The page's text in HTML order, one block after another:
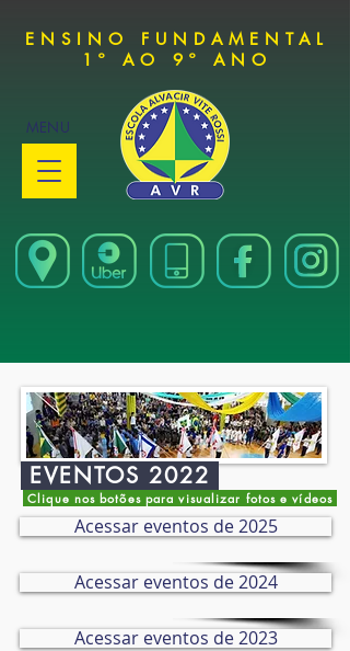
ENSINO FUNDAMENTAL
1º AO 9º ANO
MENU
EVENTOS 2022
Clique nos botões para visualizar fotos e vídeos
Acessar eventos de 2025
Acessar eventos de 2024
Acessar eventos de 2023